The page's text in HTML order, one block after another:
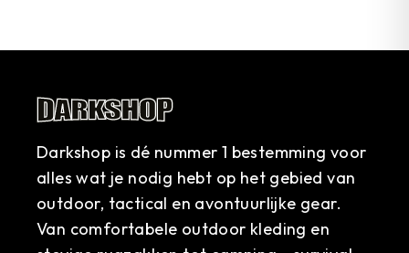
Darkshop is dé nummer 1 bestemming voor
alles wat je nodig hebt op het gebied van
outdoor, tactical en avontuurlijke gear.
Van comfortabele outdoor kleding en